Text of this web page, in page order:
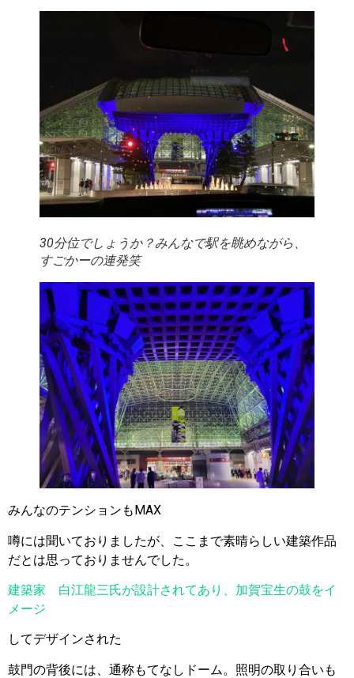
30分位でしょうか？みんなで駅を眺めながら、
すごかーの連発笑
みんなのテンションもMAX
噂には聞いておりましたが、ここまで素晴らしい建築作品
だとは思っておりませんでした。
建築家 白江龍三氏が設計されてあり、加賀宝生の鼓をイ
メージ
してデザインされた
鼓門の背後には、通称もてなしドーム。照明の取り合いも